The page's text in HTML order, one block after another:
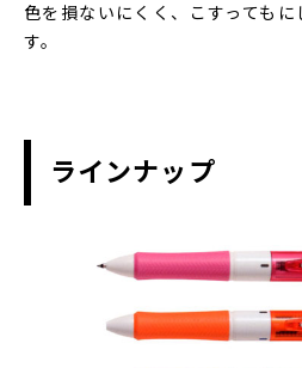
色を損ないにくく、こすっても
す。
ラインナップ